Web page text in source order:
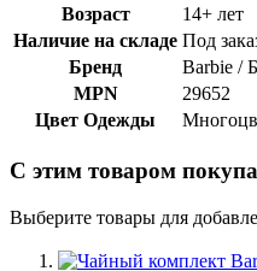
Возраст
14+ лет
Наличие на складе Под
Бренд
Barbie /
MPN
29652
Цвет Одежды
С этим товаром
Выберите товары для